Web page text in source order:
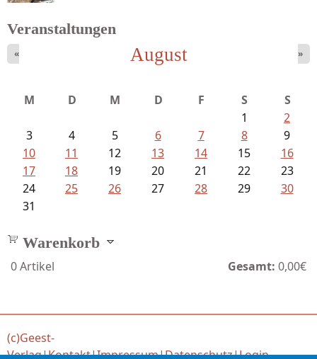
Bartsch, Thomas - Erdrutsch der...
Veranstaltungen
August
« »
M D M D F S
S
1
2
3
4 5 6 7 8
9
10
11 12 13 14 15
16
17
18 19 20 21 22
23
24
25 26 27 28 29
30
31
Warenkorb
0Artikel Gesamt: 0,00€
(c)Geest-
Verlag|Kontakt|Impressum|Datenschutz|Login